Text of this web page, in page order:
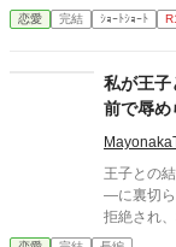
付き合ってくれた。 彼とは入社当
携わって
のせいで
た私なら……。 ****** 2021/05/29 公開
恋愛 完結 ｼｮｰﾄｼｮｰﾄ
私が王子
前で辱め
来た。
王子との
―に裏切ら
拒絶され
思えた。